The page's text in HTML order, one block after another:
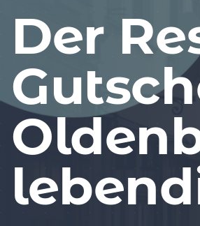
Der